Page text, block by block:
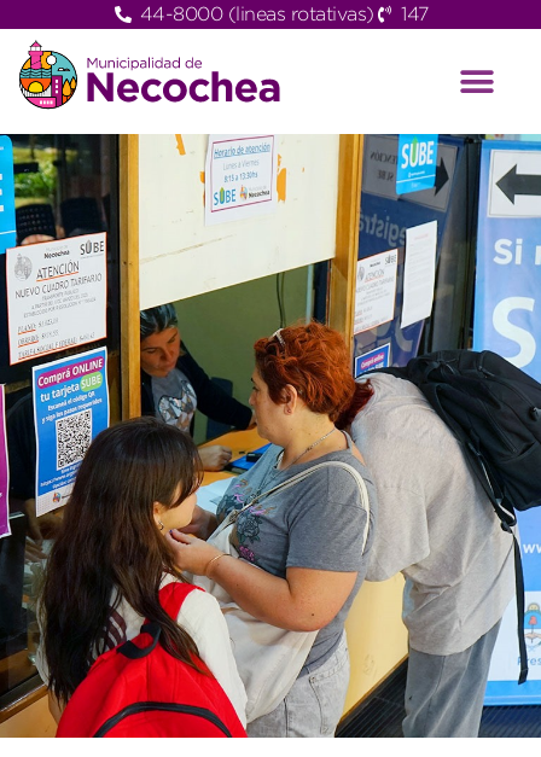
44-8000 (lineas rotativas) 147